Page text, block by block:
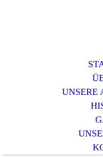
UNSERE